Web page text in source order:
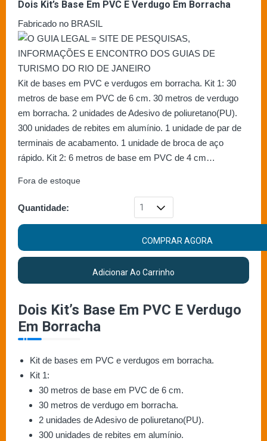
Dois Kit’s Base Em PVC E Verdugo Em Borracha
Fabricado no BRASIL
Kit de bases em PVC e verdugos em borracha. Kit 1: 30
metros de base em PVC de 6 cm. 30 metros de verdugo
em borracha. 2 unidades de Adesivo de poliuretano(PU).
300 unidades de rebites em alumínio. 1 unidade de par de
terminais de acabamento. 1 unidade de broca de aço
rápido. Kit 2: 6 metros de base em PVC de 4 cm…
Fora de estoque
Quantidade:
COMPRAR AGORA
Adicionar Ao Carrinho
Dois Kit’s Base Em PVC E Verdugo
Em Borracha
Kit de bases em PVC e verdugos em borracha.
Kit 1:
30 metros de base em PVC de 6 cm.
30 metros de verdugo em borracha.
2 unidades de Adesivo de poliuretano(PU).
300 unidades de rebites em alumínio.